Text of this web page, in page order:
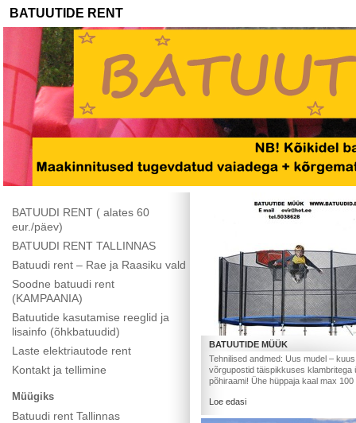
BATUUTIDE RENT
BATUUTIDE MÜÜK
Tehnilised andmed: Uus mudel –
võrgupostid täispikkuses klambritega
põhiraami! Ühe hüppaja kaal max
Loe edasi
BATUUDI RENT ( alates 60
eur./päev)
BATUUDI RENT TALLINNAS
Batuudi rent – Rae ja Raasiku vald
Soodne batuudi rent
(KAMPAANIA)
Batuutide kasutamise reeglid ja
lisainfo (õhkbatuudid)
Laste elektriautode rent
Kontakt ja tellimine
Müügiks
Batuudi rent Tallinnas